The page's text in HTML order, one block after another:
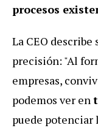
procesos
La CEO
precisión: "Al
empresas,
podemos ver en
puede potenciar